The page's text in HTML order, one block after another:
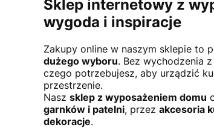
Sklep internetowy z
wygoda i inspiracje
Zakupy online w naszym sklepie to
dużego wyboru. Bez wychodzenia
czego potrzebujesz, aby urządzić
przestrzenie.
Nasz sklep z wyposażeniem domu
garnków i patelni, przez akcesoria
dekoracje.